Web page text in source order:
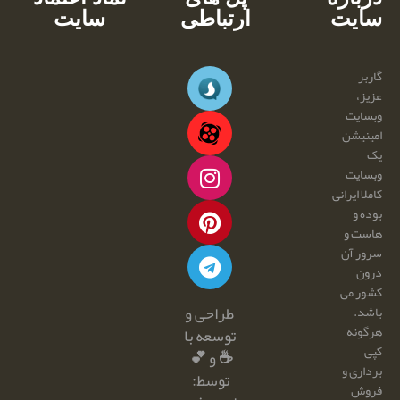
سایت
ارتباطی
سایت
گاربر
عزیز،
وبسایت
امینیشن
یک
وبسایت
کاملا ایرانی
بوده و
هاست و
سرور آن
درون
کشور می
باشد.
هرگونه
کپی
برداری و
فروش
طراحی و
توسعه با
☕ و 💕
توسط: